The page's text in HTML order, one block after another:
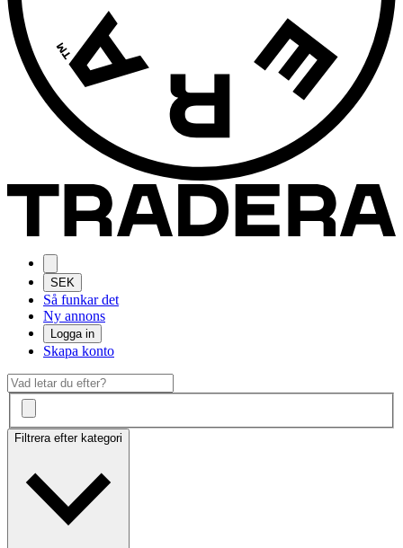
SEK
Så funkar det
Ny annons
Logga in
Skapa konto
Filtrera efter kategori